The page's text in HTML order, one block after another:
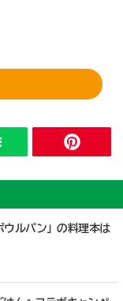
ルパン」の料理本は